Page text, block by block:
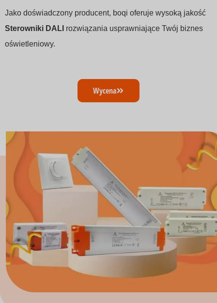
Jako doświadczony producent, boqi oferuje wysoką jakość
Sterowniki DALI rozwiązania usprawniające Twój biznes
oświetleniowy.
Wycena